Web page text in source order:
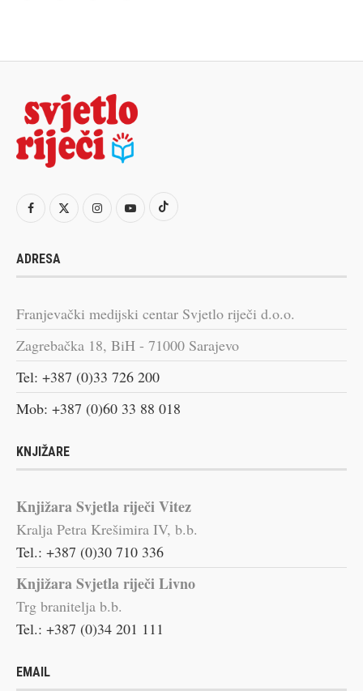
ADRESA
Franjevački medijski centar Svjetlo riječi d.o.o.
Zagrebačka 18, BiH - 71000 Sarajevo
Tel: +387 (0)33 726 200
Mob: +387 (0)60 33 88 018
KNJIŽARE
Knjižara Svjetla riječi Vitez
Kralja Petra Krešimira IV, b.b.
Tel.: +387 (0)30 710 336
Knjižara Svjetla riječi Livno
Trg branitelja b.b.
Tel.: +387 (0)34 201 111
EMAIL